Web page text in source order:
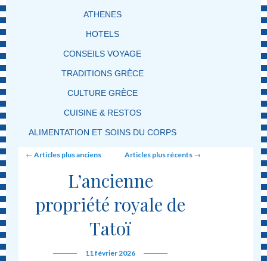
ATHENES
HOTELS
CONSEILS VOYAGE
TRADITIONS GRÈCE
CULTURE GRÈCE
CUISINE & RESTOS
ALIMENTATION ET SOINS DU CORPS
Post navigation
← Articles plus anciens Articles plus récents →
L’ancienne
propriété royale de
Tatoï
11 février 2026